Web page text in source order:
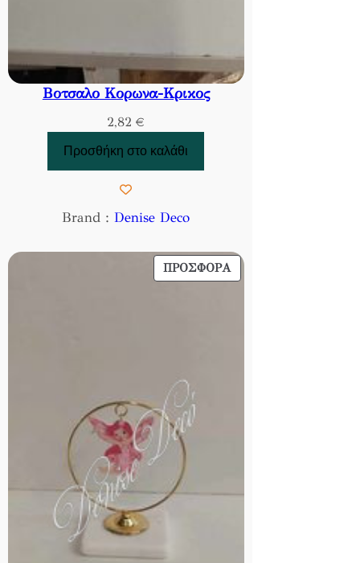
Βοτσαλο Κορωνα-Κρικος
2,82 €
Προσθήκη στο καλάθι
Brand :Denise Deco
ΠΡΟΣΦΟΡΆΠΡΟΪΌΝ
ΣΕ